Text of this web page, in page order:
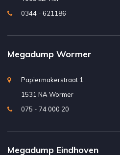
0344 - 621186
Megadump Wormer
Papiermakerstraat 1
1531 NA Wormer
075 - 74 000 20
Megadump Eindhoven